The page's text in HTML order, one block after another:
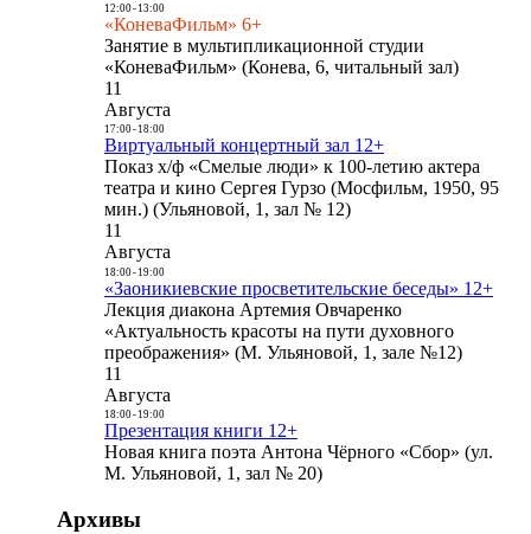
12:00- 13:00
«КоневаФильм» 6+
Занятие в мультипликационной студии
«КоневаФильм» (Конева, 6, читальный зал)
11
Августа
17:00- 18:00
Виртуальный концертный зал 12+
Показ х/ф «Смелые люди» к 100-летию актера
театра и кино Сергея Гурзо (Мосфильм, 1950, 95
мин.) (Ульяновой, 1, зал № 12)
11
Августа
18:00- 19:00
«Заоникиевские просветительские беседы» 12+
Лекция диакона Артемия Овчаренко
«Актуальность красоты на пути духовного
преображения» (М. Ульяновой, 1, зале №12)
11
Августа
18:00- 19:00
Презентация книги 12+
Новая книга поэта Антона Чёрного «Сбор» (ул.
М. Ульяновой, 1, зал № 20)
Архивы